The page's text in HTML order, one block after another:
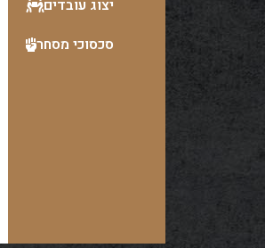
מזונות ילדים
חלוקת רכוש
יצוג עובדים
סכסוכי מסחר